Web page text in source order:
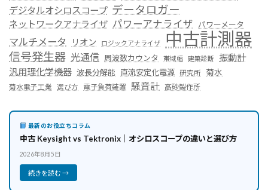
デジタルオシロスコープ データロガー
ネットワークアナライザ パワーアナライザ パワーメータ
マルチメータ リオン ロジックアナライザ 中古計測器
信号発生器 光通信 周波数カウンタ 帯域幅 建築診断
振動計
汎用理化学機器 波長分解能 直流安定化電源 研究所 菊水
菊水電子工業 選び方 電子負荷装置 騒音計 高砂製作所
最新のお役立ちコラム
中古 Keysight vs Tektronix｜オシロスコープの違いと選び方
2026年8月5日
続きを読む →